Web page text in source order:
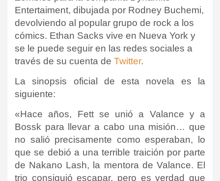
Entertaiment, dibujada por Rodney Buchemi,
devolviendo al popular grupo de rock a los
cómics. Ethan Sacks vive en Nueva York y
se le puede seguir en las redes sociales a
través de su cuenta de Twitter.
La sinopsis oficial de esta novela es la
siguiente:
«Hace años, Fett se unió a Valance y a
Bossk para llevar a cabo una misión… que
no salió precisamente como esperaban, lo
que se debió a una terrible traición por parte
de Nakano Lash, la mentora de Valance. El
trio consiguió escapar, pero es verdad que